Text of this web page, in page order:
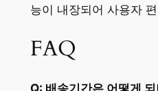
능이 내장되어 사용자
FAQ
Q: 배송기간은 어떻게